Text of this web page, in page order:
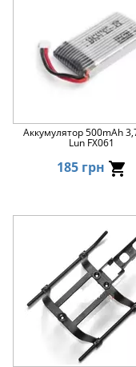
Аккумулятор 500mAh
Lun FX061
185 грн